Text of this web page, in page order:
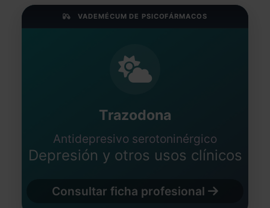
Médico - EspañaVADEMÉCUM DE PSICOFÁRMACOS
Trazodona
Antidepresivo serotoninérgico
Depresión y otros usos clínicos
Consultar ficha profesional